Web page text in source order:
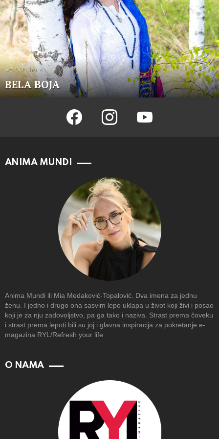
50 Shares
BELA BOJA
facebook instagram youtube
ANIMA MUNDI
Anima Mundi ili Mia Medaković-Topalović. Dva imena za jednu
ženu. I jedno i drugo ona sasvim lepo uklapa u život koji živi i posao
koji je za nju zadovoljstvo, pa ga tako i naziva. Strast prema čoveku
i strast prema lepoti bili su joj i glavna inspiracija za pokretanje e-
magazina RYL/Refresh your life
O NAMA